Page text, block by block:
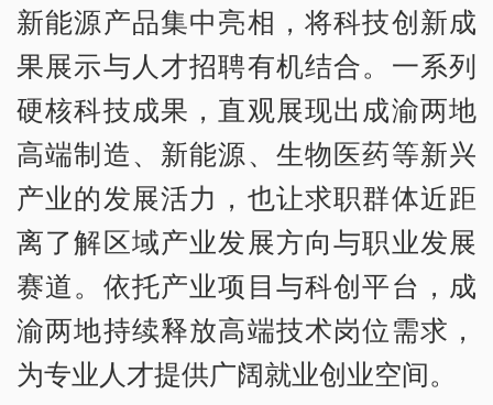
新能源产品集中亮相，将科技创新成
果展示与人才招聘有机结合。一系列
硬核科技成果，直观展现出成渝两地
高端制造、新能源、生物医药等新兴
产业的发展活力，也让求职群体近距
离了解区域产业发展方向与职业发展
赛道。依托产业项目与科创平台，成
渝两地持续释放高端技术岗位需求，
为专业人才提供广阔就业创业空间。